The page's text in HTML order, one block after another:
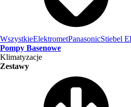
WszystkieElektrometPanasonicStiebel
Pompy Basenowe
Klimatyzacje
Zestawy